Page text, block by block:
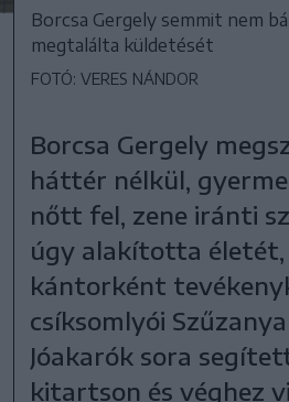
Borcsa Gergely semmit nem
megtalálta küldetését
FOTÓ: VERES NÁNDOR
Borcsa Gergely
háttér nélkül,
nőtt fel, zene iránti
úgy alakította életét,
kántorként
csíksomlyói
Jóakarók sora
kitartson és véghez